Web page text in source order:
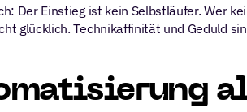
Der Einstieg ist kein Selbstläufer. Wer
glücklich. Technikaffinität und Geduld